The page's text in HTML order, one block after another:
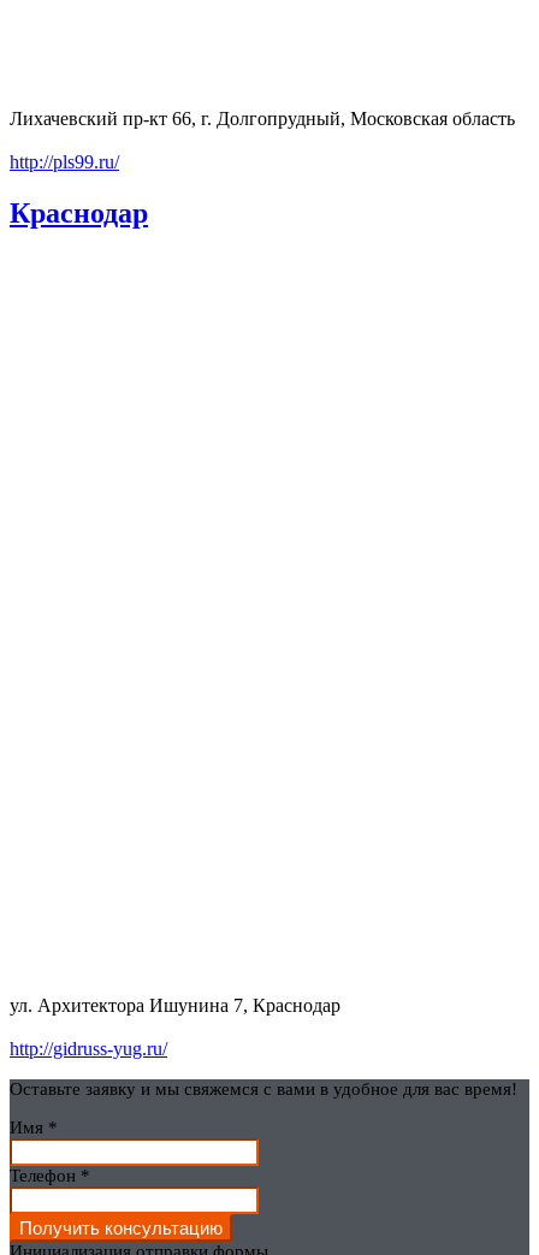
Лихачевский пр-кт 66, г. Долгопрудный, Московская область
http://pls99.ru/
Краснодар
ул. Архитектора Ишунина 7, Краснодар
http://gidruss-yug.ru/
Оставьте заявку и мы свяжемся с вами в удобное для вас время!
Имя *
Телефон *
Получить консультацию
Инициализация отправки формы...